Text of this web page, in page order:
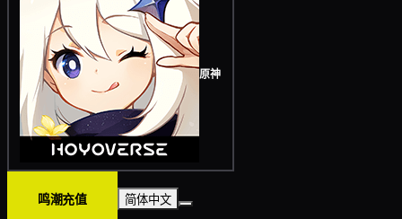
原神
鸣潮充值 简体中文